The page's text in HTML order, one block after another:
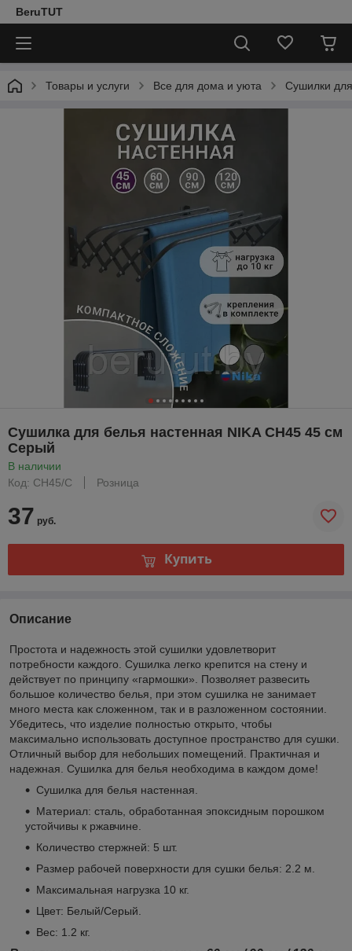
BeruTUT
Товары и услуги Все для дома и уюта Сушилки
Сушилка для белья настенная NIKA СН45 45 см
Серый
В наличии
Код: СН45/С
Розница
37 руб.
Купить
Описание
Простота и надежность этой сушилки удовлетворит
потребности каждого. Сушилка легко крепится на стену и
действует по принципу «гармошки». Позволяет развесить
большое количество белья, при этом сушилка не занимает
много места как сложенном, так и в разложенном состоянии.
Убедитесь, что изделие полностью открыто, чтобы
максимально использовать доступное пространство для сушки.
Отличный выбор для небольших помещений. Практичная и
надежная. Сушилка для белья необходима в каждом доме!
Сушилка для белья настенная.
Материал: сталь, обработанная эпоксидным порошком
устойчивы к ржавчине.
Количество стержней: 5 шт.
Размер рабочей поверхности для сушки белья: 2.2 м.
Максимальная нагрузка 10 кг.
Цвет: Белый/Серый.
Вес: 1.2 кг.